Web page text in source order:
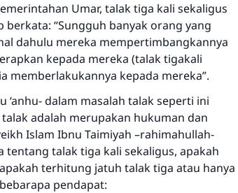
Umar, talak tiga kali sekaligus
“Sungguh banyak orang yang
dahulu mereka mempertimbangkannya
kepada mereka (talak tigakali
memberlakukannya kepada mereka”.
dalam masalah talak seperti ini
adalah merupakan hukuman dan
Islam Ibnu Taimiyah –rahimahullah-
talak tiga kali sekaligus, apakah
terhitung jatuh talak tiga atau hanya
pendapat:
menyelamatkan
jawaban untuk umat